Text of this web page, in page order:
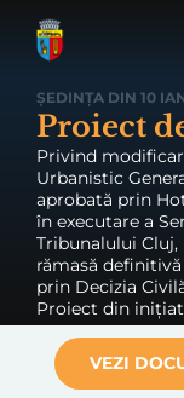
ȘEDINȚA DIN 10
Proiect
Privind
Urbanistic
aprobată prin
în executare a
Tribunalului Cluj,
rămasă
prin Decizia
Proiect din
VEZI